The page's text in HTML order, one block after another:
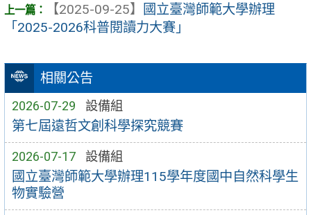
相關公告
2026-07-29 設備組
第七屆遠哲文創科學探究競賽
2026-07-17 設備組
國立臺灣師範大學辦理115學年度國中自然科學生
物實驗營
【2025-09-25】
國立臺灣師範大學辦理
「2025-2026科普閱讀力大賽」